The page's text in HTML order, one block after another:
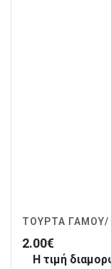
ΤΟΎΡΤΑ
2.00€
Η τιμή